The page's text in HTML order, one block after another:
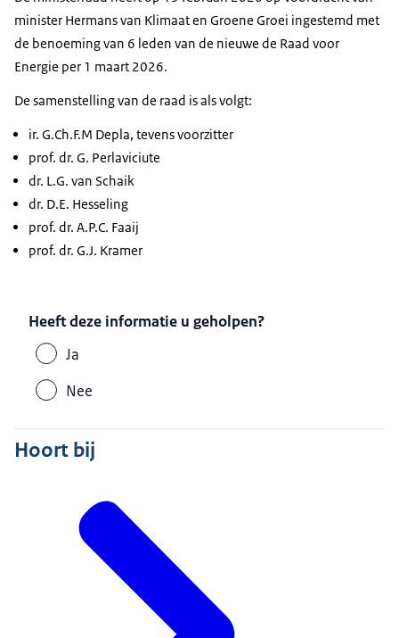
minister Hermans van Klimaat en Groene Groei ingestemd met
de benoeming van 6 leden van de nieuwe de Raad voor
Energie per 1 maart 2026.
De samenstelling van de raad is als volgt:
ir. G.Ch.F.M Depla, tevens voorzitter
prof. dr. G. Perlaviciute
dr. L.G. van Schaik
dr. D.E. Hesseling
prof. dr. A.P.C. Faaij
prof. dr. G.J. Kramer
Heeft deze informatie u geholpen?
Ja
Nee
Hoort bij